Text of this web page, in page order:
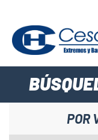
POR